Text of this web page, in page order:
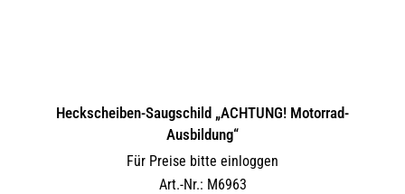
Heckscheiben-Saugschild „ACHTUNG! Motorrad-
Ausbildung“
Für Preise bitte einloggen
Art.-Nr.: M6963